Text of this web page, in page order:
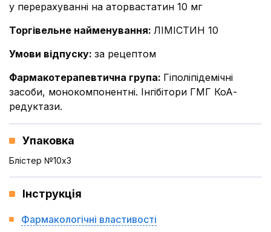
у перерахуванні на аторвастатин 10 мг
Торгівельне найменування: ЛІМІСТИН 10
Умови відпуску: за рецептом
Фармакотерапевтична група: Гіполіпідемічні
засоби, монокомпонентні. Інгібітори ГМГ КоА-
редуктази.
Упаковка
Блістер №10x3
Інструкція
Фармакологічні властивості